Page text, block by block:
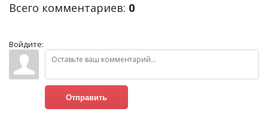
Всего комментариев: 0
Войдите:
Отправить